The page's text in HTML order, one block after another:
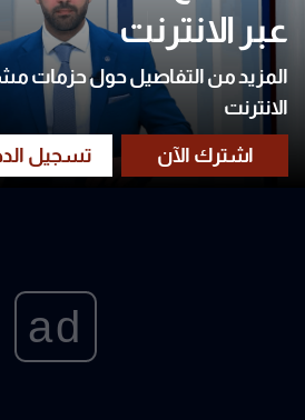
عبر الانترنت
المزيد من التفاصيل حول حزمات
الانترنت
ad